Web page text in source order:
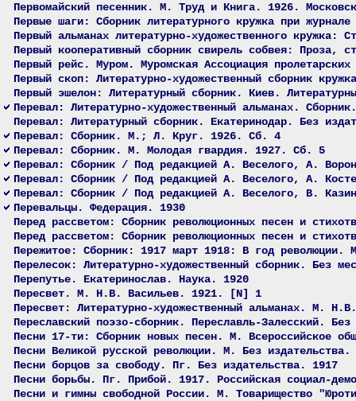
Первомайский песенник. М. Труд и Книга. 1926.
Первые шаги: Сборник литературного кружка при
Первый альманах литературно-художественного кружка:
Первый кооперативный сборник свирель собвея: Проза,
Первый рейс. Муром. Муромская Ассоциация
Первый скоп: Литературно-художественный сборник
Первый эшелон: Литературный сборник. Киев.
Перевал: Литературно-художественный альманах.
Перевал: Литературный сборник. Екатеринодар. Без
Перевал: Сборник. М.; Л. Круг. 1926. Сб. 4
Перевал: Сборник. М. Молодая гвардия. 1927. Сб. 5
Перевал: Сборник / Под редакцией А. Веселого, А.
Перевал: Сборник / Под редакцией А. Веселого, А.
Перевал: Сборник / Под редакцией А. Веселого, В.
Перевальцы. Федерация. 1930
Перед рассветом: Сборник революционных песен и
Перед рассветом: Сборник революционных песен и
Пережитое: Сборник: 1917 март 1918: В год
Перелесок: Литературно-художественный сборник. Без
Перепутье. Екатеринослав. Наука. 1920
Пересвет. М. Н.В. Васильев. 1921. [N] 1
Пересвет: Литературно-художественный альманах. М.
Переславский поэзо-сборник. Переславль-Залесский.
Песни 17-ти: Сборник новых песен. М. Всероссийское
Песни Великой русской революции. М. Без издательства.
Песни борцов за свободу. Пг. Без издательства. 1917
Песни борьбы. Пг. Прибой. 1917. Российская социал-
Песни и гимны свободной России. М. Товарищество